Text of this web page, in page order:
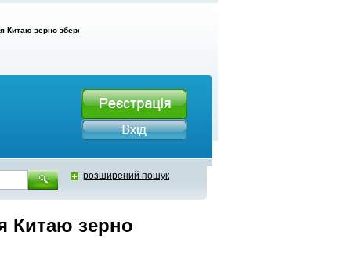
Китаю зерно збереже
розширений пошук
Китаю зерно